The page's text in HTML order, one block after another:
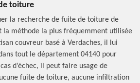
toiture
la recherche de fuite de toiture de
la méthode la plus fréquemment utilisée
couvreur basé à Verdaches, il lui
tout le département 04140 pour
d’échec, il peut faire usage de
fuite de toiture, aucune infiltration